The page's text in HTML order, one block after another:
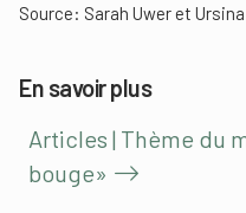
Source: Sarah Uwer et
En savoir plus
Articles | Thème du
bouge»